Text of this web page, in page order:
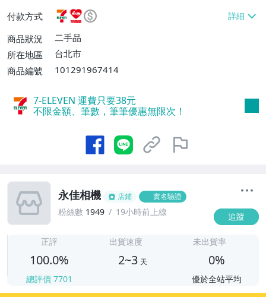
件免運費】、萊爾富取貨付款【單件運費$6
0、滿100件免運費】、宅配/貨運【單件運
費$100、滿100件免運費】、郵局掛號【單
件運費$70、滿100件免運費】、面交/自
付款方式
商品狀況
二手品
所在地區
台北市
商品編號
101291967414
7-ELEVEN 運費只要38元
不限金額、筆數，筆筆優惠無限次！
永佳相機 店鋪 實名驗證
粉絲數 1949 19小時前上線 追蹤
正評
100.0%
總評價 7701
出貨速度
2~3 天
未出貨率
0%
優於全站平均